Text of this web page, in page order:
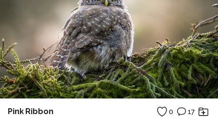
Pink Ribbon 0 17